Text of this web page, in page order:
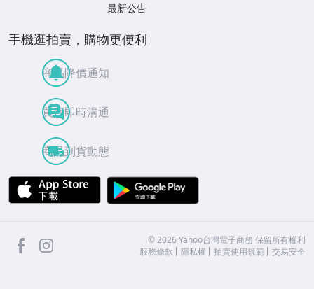
最新公告
手機逛拍賣，購物更便利
商品降價通知
買賣即時溝通
商品到貨動態
APP Store
facebook ©2026 Yahoo台灣電子商務 保留所有權利
服務條款
隱私權 拍賣使用規範 交易安全